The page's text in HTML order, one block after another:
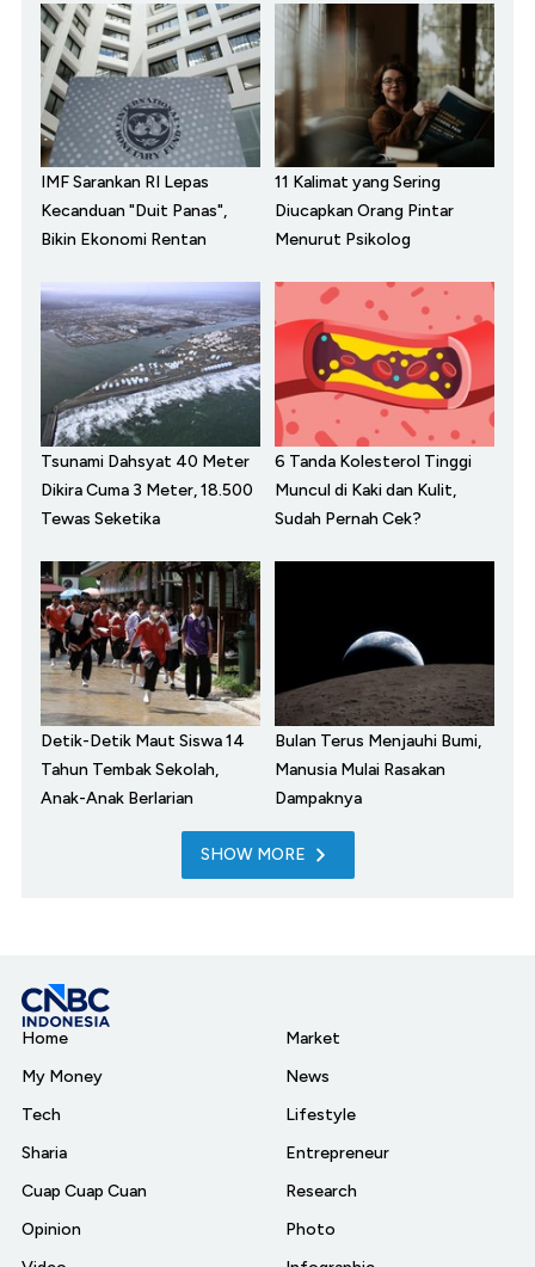
IMF Sarankan RI Lepas
Kecanduan "Duit Panas",
Bikin Ekonomi Rentan
11 Kalimat yang Sering
Diucapkan Orang Pintar
Menurut Psikolog
Tsunami Dahsyat 40 Meter
Dikira Cuma 3 Meter, 18.500
Tewas Seketika
6 Tanda Kolesterol Tinggi
Muncul di Kaki dan Kulit,
Sudah Pernah Cek?
Detik-Detik Maut Siswa 14
Tahun Tembak Sekolah,
Anak-Anak Berlarian
Bulan Terus Menjauhi Bumi,
Manusia Mulai Rasakan
Dampaknya
SHOW MORE
Home
My Money
Tech
Sharia
Cuap Cuap Cuan
Opinion
Market
News
Lifestyle
Entrepreneur
Research
Photo